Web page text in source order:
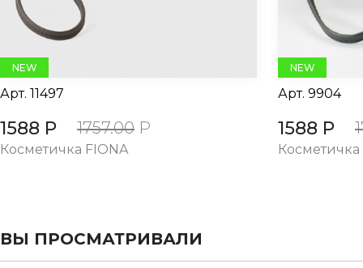
NEW
Арт. 11497
1588 Р 1757.00 Р
Косметичка FIONA
NEW
Арт. 9904
1588 Р
Косметичка
ВЫ ПРОСМАТРИВАЛИ